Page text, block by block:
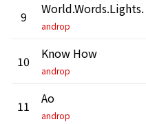
9 World.Words.Lights.
androp
10 Know How
androp
11 Ao
androp